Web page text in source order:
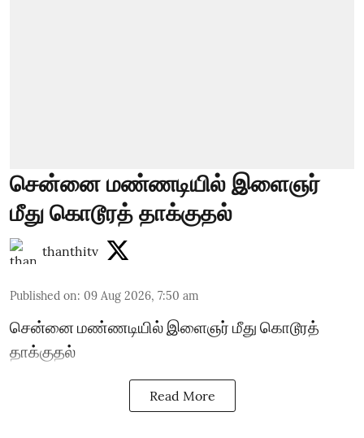
சென்னை மண்ணடியில் இளைஞர்
மீது கொடூரத் தாக்குதல்
thanthitv
Published on: 09 Aug 2026, 7:50 am
சென்னை மண்ணடியில் இளைஞர் மீது கொடூரத்
தாக்குதல்
Read More